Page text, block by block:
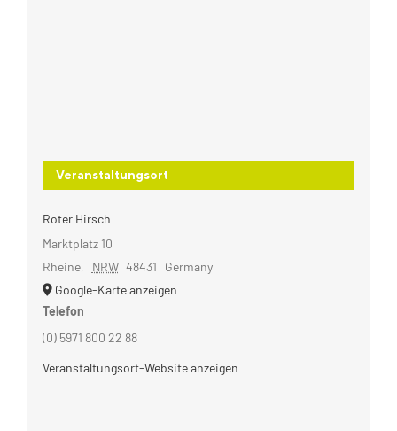
Veranstaltungsort
Roter Hirsch
Marktplatz 10
Rheine, NRW 48431
Germany
Google-Karte anzeigen
Telefon
(0) 5971 800 22 88
Veranstaltungsort-Website anzeigen